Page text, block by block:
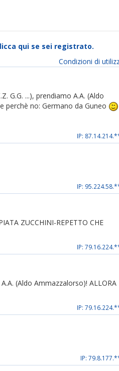
qui se sei registrato.
Condizioni di
G.G. ...), prendiamo A.A. (Aldo
perchè no: Germano da Guneo
IP:
IP:
ZUCCHINI-REPETTO CHE
IP:
(Aldo Ammazzalorso)! ALLORA
IP:
IP: